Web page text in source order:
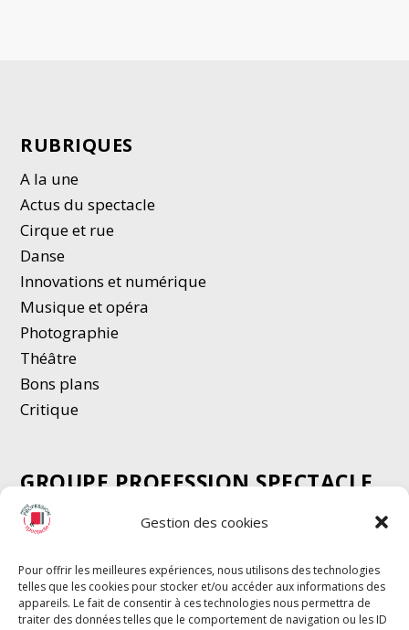
Gestion des cookies
Pour offrir les meilleures expériences, nous utilisons des technologies
telles que les cookies pour stocker et/ou accéder aux informations des
appareils. Le fait de consentir à ces technologies nous permettra de
traiter des données telles que le comportement de navigation ou les ID
RUBRIQUES
A la une
Actus du spectacle
Cirque et rue
Danse
Innovations et numérique
Musique et opéra
Photographie
Théâtre
Bons plans
Critique
GROUPE PROFESSION SPECTACLE
Chèque Intermittents
Chèque Compta
Chèque Emploi Spectacle
G-Pods